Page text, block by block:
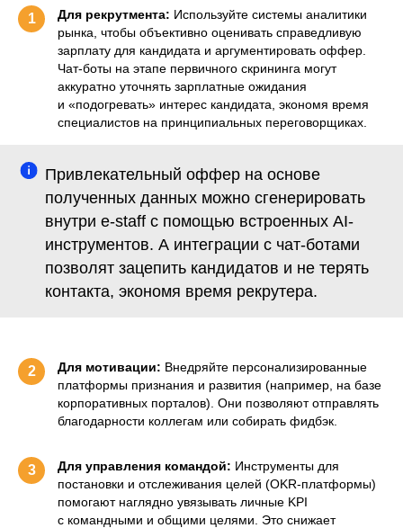
1 Для рекрутмента: Используйте системы аналитики
рынка, чтобы объективно оценивать справедливую
зарплату для кандидата и аргументировать оффер.
Чат-боты на этапе первичного скрининга могут
аккуратно уточнять зарплатные ожидания
и «подогревать» интерес кандидата, экономя время
специалистов на принципиальных переговорщиках.
Привлекательный оффер на основе
полученных данных можно сгенерировать
внутри e-staff с помощью встроенных AI-
инструментов. А интеграции с чат-ботами
позволят зацепить кандидатов и не терять
контакта, экономя время рекрутера.
2 Для мотивации: Внедряйте персонализированные
платформы признания и развития (например, на базе
корпоративных порталов). Они позволяют отправлять
благодарности коллегам или собирать фидбэк.
3 Для управления командой: Инструменты для
постановки и отслеживания целей (OKR-платформы)
помогают наглядно увязывать личные KPI
с командными и общими целями. Это снижает